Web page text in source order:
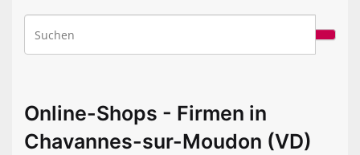
Online-Shops - Firmen in
Chavannes-sur-Moudon (VD)